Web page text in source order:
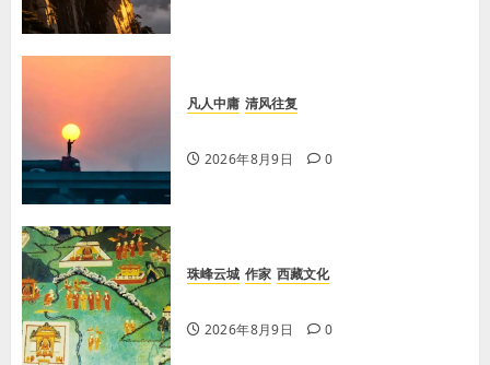
凡人中庸 清风往复
2026年8月9日 0
珠峰云城 作家 西藏文化
2026年8月9日 0